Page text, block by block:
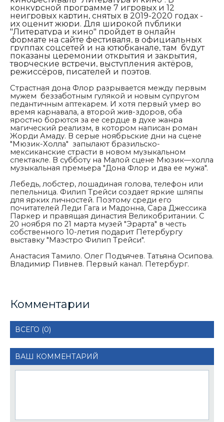
конкурсной программе 7 игровых и 12
неигровых картин, снятых в 2019-2020 годах -
их оценит жюри. Для широкой публики
"Литература и кино" пройдет в онлайн
формате на сайте фестиваля, в официальных
группах соцсетей и на ютюбканале, там будут
показаны церемонии открытия и закрытия,
творческие встречи, выступления актёров,
режиссёров, писателей и поэтов.
Страстная дона Флор разрывается между первым
мужем беззаботным гулякой и новым супругом
педантичным аптекарем. И хотя первый умер во
время карнавала, а второй жив-здоров, оба
яростно борются за ее сердце в духе жанра
магический реализм, в котором написан роман
Жорди Амаду. В серые ноябрьские дни на сцене
"Мюзик-Холла" запылают бразильско-
мексиканские страсти в новом музыкальном
спектакле. В субботу на Малой сцене Мюзик—холла
музыкальная премьера "Дона Флор и два ее мужа".
Лебедь, лобстер, лошадиная голова, телефон или
пепельница. Филип Трейси создает яркие шляпы
для ярких личностей. Поэтому среди его
почитателей Леди Гага и Мадонна, Сара Джессика
Паркер и правящая династия Великобритании. С
20 ноября по 21 марта музей "Эрарта" в честь
собственного 10-летия подарит Петербургу
выставку "Маэстро Филип Трейси".
Анастасия Тамило. Олег Подъячев. Татьяна Осипова.
Владимир Пивнев. Первый канал. Петербург.
Комментарии
ВСЕГО (0)
ВАШ КОММЕНТАРИЙ